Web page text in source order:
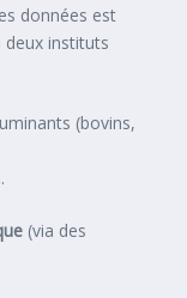
données est
deux instituts
(bovins,
(via des